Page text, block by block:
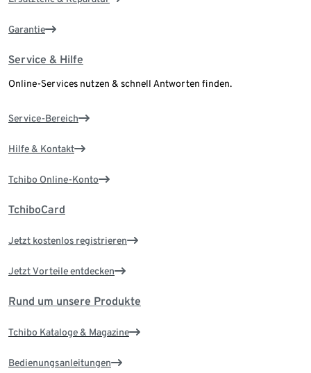
Garantie
Service & Hilfe
Online-Services nutzen & schnell Antworten finden.
Service-Bereich
Hilfe & Kontakt
Tchibo Online-Konto
TchiboCard
Jetzt kostenlos registrieren
Jetzt Vorteile entdecken
Rund um unsere Produkte
Tchibo Kataloge & Magazine
Bedienungsanleitungen